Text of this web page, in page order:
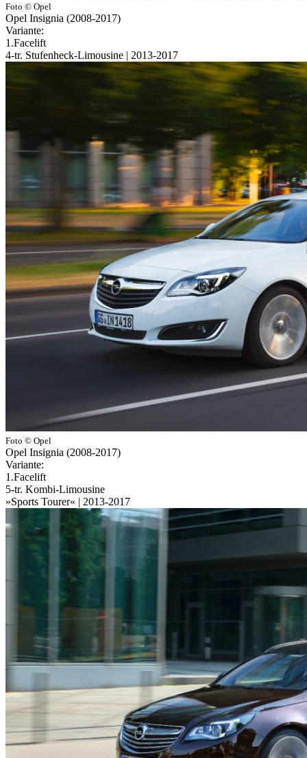
Foto © Opel
Opel Insignia (2008-2017)
Variante:
1.Facelift
4-tr. Stufenheck-Limousine | 2013-2017
Foto © Opel
Opel Insignia (2008-2017)
Variante:
1.Facelift
5-tr. Kombi-Limousine
»Sports Tourer« | 2013-2017